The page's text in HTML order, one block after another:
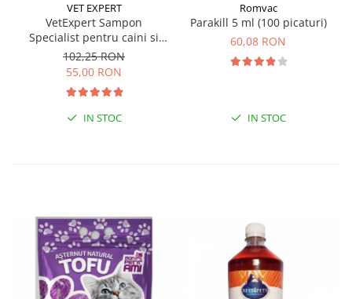
VET EXPERT
VetExpert Sampon
Specialist pentru caini si
pisici, 250 ml
102,25 RON
55,00 RON
IN STOC
Romvac
Parakill 5 ml (100 picaturi)
60,08 RON
IN STOC